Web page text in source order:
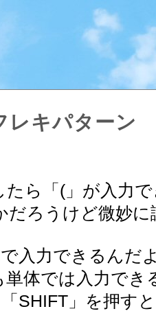
レキパターン
たら「(」が入力
だろうけど微妙
で入力できるんだ
単体では入力で
SHIFT」を押す